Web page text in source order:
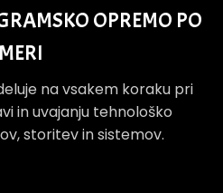
OPREMO PO
MERI
na vsakem koraku pri
in uvajanju tehnološko
storitev in sistemov.